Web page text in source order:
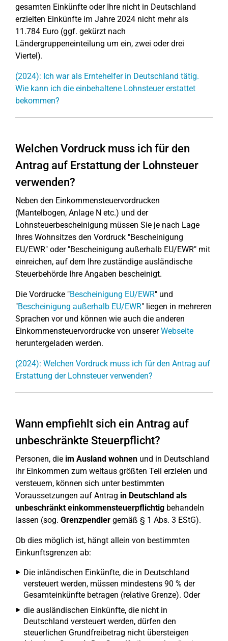
gesamten Einkünfte oder Ihre nicht in Deutschland
erzielten Einkünfte im Jahre 2024 nicht mehr als
11.784 Euro (ggf. gekürzt nach
Ländergruppeneinteilung um ein, zwei oder drei
Viertel).
(2024): Ich war als Erntehelfer in Deutschland tätig.
Wie kann ich die einbehaltene Lohnsteuer erstattet
bekommen?
Welchen Vordruck muss ich für den
Antrag auf Erstattung der Lohnsteuer
verwenden?
Neben den Einkommensteuervordrucken
(Mantelbogen, Anlage N etc.) und der
Lohnsteuerbescheinigung müssen Sie je nach Lage
Ihres Wohnsitzes den Vordruck "Bescheinigung
EU/EWR" oder "Bescheinigung außerhalb EU/EWR" mit
einreichen, auf dem Ihre zuständige ausländische
Steuerbehörde Ihre Angaben bescheinigt.
Die Vordrucke "Bescheinigung EU/EWR" und
"Bescheinigung außerhalb EU/EWR" liegen in mehreren
Sprachen vor und können wie auch die anderen
Einkommensteuervordrucke von unsererWebseite
heruntergeladen werden.
(2024): Welchen Vordruck muss ich für den Antrag auf
Erstattung der Lohnsteuer verwenden?
Wann empfiehlt sich ein Antrag auf
unbeschränkte Steuerpflicht?
Personen, die im Ausland wohnen und in Deutschland
ihr Einkommen zum weitaus größten Teil erzielen und
versteuern, können sich unter bestimmten
Voraussetzungen auf Antrag in Deutschland als
unbeschränkt einkommensteuerpflichtig behandeln
lassen (sog. Grenzpendler gemäß § 1 Abs. 3 EStG).
Ob dies möglich ist, hängt allein von bestimmten
Einkunftsgrenzen ab:
Die inländischen Einkünfte, die in Deutschland
versteuert werden, müssen mindestens 90 % der
Gesamteinkünfte betragen (relative Grenze). Oder
die ausländischen Einkünfte, die nicht in
Deutschland versteuert werden, dürfen den
steuerlichen Grundfreibetrag nicht übersteigen